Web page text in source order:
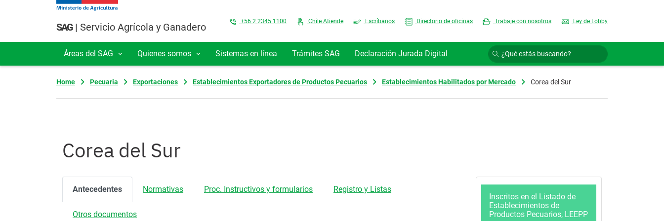
Pasar al contenido principal
SAG| Servicio Agrícola y Ganadero Top Menu
+56 2 2345 1100 Chile Atiende Escríbanos Directorio de oficinas Trabaje con nosotros Ley de Lobby
Navegación principal
Áreas del SAG Quienes somos Sistemas en línea Trámites SAG Declaración Jurada Digital
Home Pecuaria Exportaciones Establecimientos Exportadores de Productos Pecuarios Establecimientos Habilitados por Mercado Corea del Sur
Corea del Sur
Antecedentes Normativas Proc. Instructivos y formularios Registro y Listas
Otros documentos
Inscritos en el Listado de
Establecimientos de
Productos Pecuarios, LEEPP